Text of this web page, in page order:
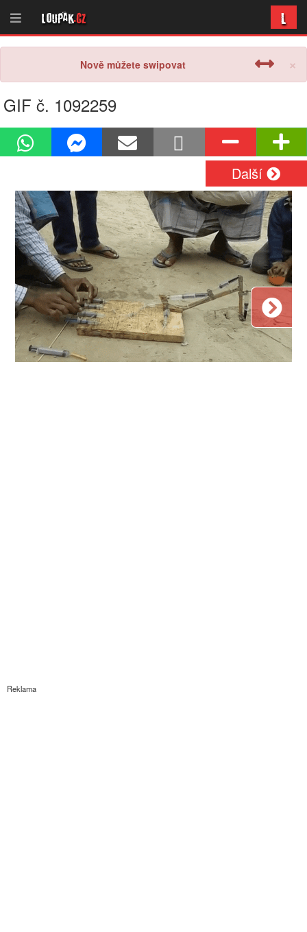
Loupak.cz L
×
Nově můžete swipovat
GIF č. 1092259
Další
Reklama